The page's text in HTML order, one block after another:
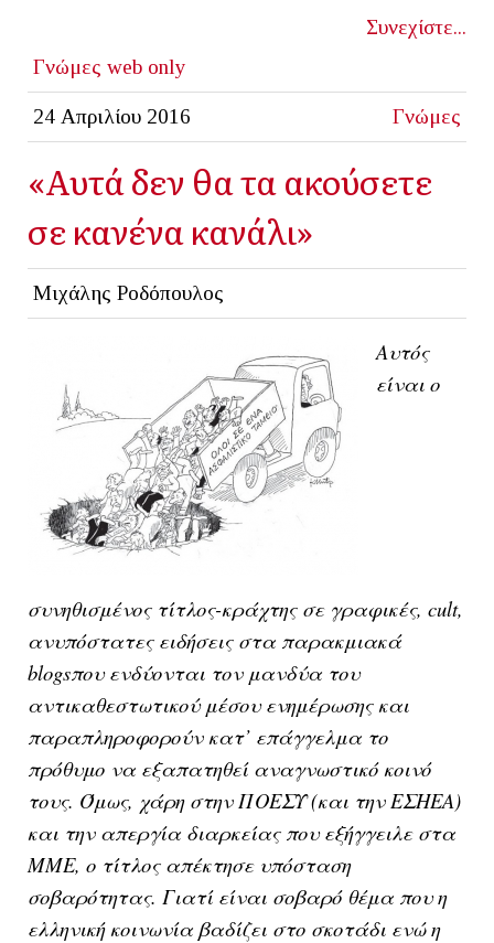
Συνεχίστε...
Γνώμες web only
24 Απριλίου 2016 Γνώμες
«Αυτά δεν θα τα ακούσετε
σε κανένα κανάλι»
Μιχάλης Ροδόπουλος
Αυτός
είναι ο
συνηθισμένος τίτλος-κράχτης σε γραφικές, cult,
ανυπόστατες ειδήσεις στα παρακμιακά
blogsπου ενδύονται τον μανδύα του
αντικαθεστωτικού μέσου ενημέρωσης και
παραπληροφορούν κατ’ επάγγελμα το
πρόθυμο να εξαπατηθεί αναγνωστικό κοινό
τους. Όμως, χάρη στην ΠΟΕΣΥ (και την ΕΣΗΕΑ)
και την απεργία διαρκείας που εξήγγειλε στα
ΜΜΕ, ο τίτλος απέκτησε υπόσταση
σοβαρότητας. Γιατί είναι σοβαρό θέμα που η
ελληνική κοινωνία βαδίζει στο σκοτάδι ενώ η